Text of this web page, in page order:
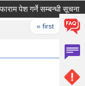
पेश गर्ने सम्बन्धी सूचना ||
« first ‹